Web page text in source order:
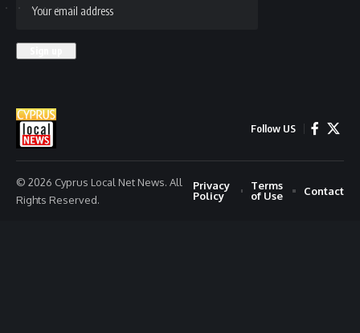
Follow US
© 2026 Cyprus Local Net News. All
Rights Reserved.
Privacy
Policy
Terms
of Use
Contact